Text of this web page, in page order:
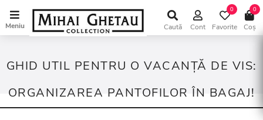
Meniu Caută Cont Favorite
0
Coș
0
GHID UTIL PENTRU O VACANȚĂ DE VIS:
ORGANIZAREA PANTOFILOR ÎN BAGAJ!